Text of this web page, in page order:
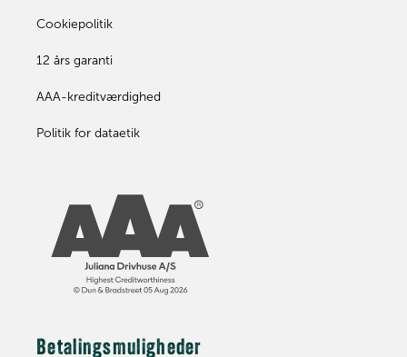
Cookiepolitik
12 års garanti
AAA-kreditværdighed
Politik for dataetik
Betalingsmuligheder